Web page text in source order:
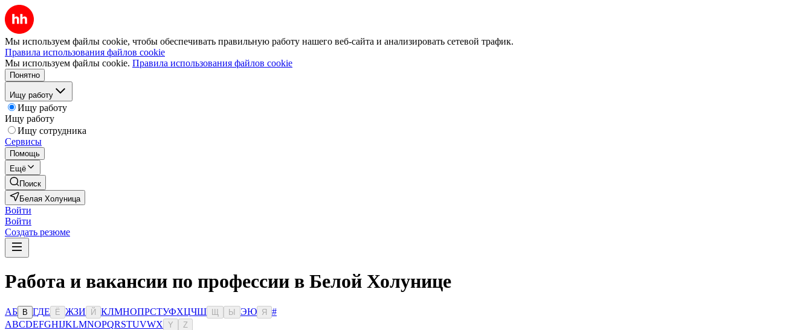
Мы используем файлы cookie, чтобы обеспечивать правильную работу нашего веб-сайта и анализировать сетевой трафик.
Правила использования файлов cookie
Мы используем файлы cookie. Правила использования файлов cookie
Понятно
Ищу работу
Ищу работу
Ищу работу
Ищу сотрудника
Сервисы
Помощь
Ещё
Поиск
Белая Холуница
Войти
Войти
Создать резюме
Работа и вакансии по профессии в Белой Холунице
АБ В ГДЕ Ё ЖЗИ Й КЛМНОПРСТУФХЦЧШ Ы ЭЮ Я
#
ABCDEFGHIJKLMNOPQRSTUVWX Y Z